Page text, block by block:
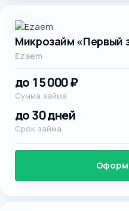
Микрозайм «Первый
Ezaem
до 15 000 ₽
Сумма займа
до 30 дней
Срок займа